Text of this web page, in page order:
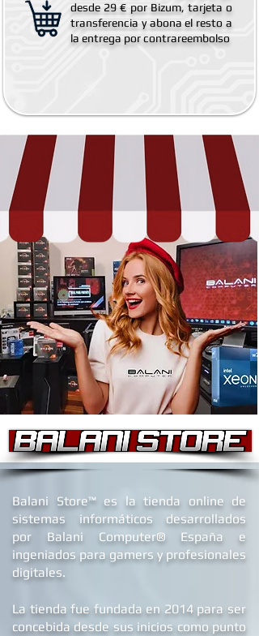
desde 29 € por Bizum, tarjeta o
transferencia y abona el resto a
la entrega por contrareembolso
Balani Store™ es la tienda online de
sistemas informáticos desarrollados
por Balani Computer® España e
ingeniados para gamers y profesionales
digitales.
La tienda fue fundada en 2014 para ser
concebida desde sus inicios como punto